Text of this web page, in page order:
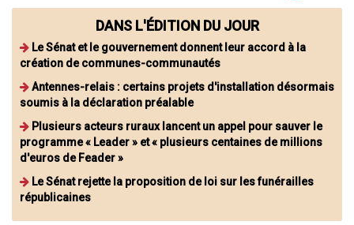
DANS L'ÉDITION DU JOUR
Le Sénat et le gouvernement donnent leur accord à la
création de communes-communautés
Antennes-relais : certains projets d'installation désormais
soumis à la déclaration préalable
Plusieurs acteurs ruraux lancent un appel pour sauver le
programme « Leader » et « plusieurs centaines de millions
d'euros de Feader »
Le Sénat rejette la proposition de loi sur les funérailles
républicaines